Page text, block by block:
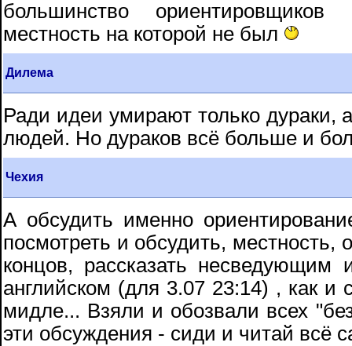
большинство
местность на которой не был
Дилема
Ради идеи умирают только дураки,
людей. Но дураков всё больше и
Чехия
А обсудить именно
посмотреть и обсудить, местность,
концов, рассказать
английском (для 3.07 23:14) , как
мидле... Взяли и обозвали всех
эти обсуждения - сиди и читай всё